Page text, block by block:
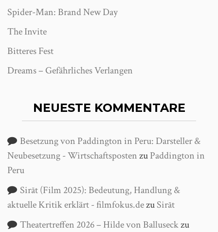
Spider-Man: Brand New Day
The Invite
Bitteres Fest
Dreams – Gefährliches Verlangen
NEUESTE KOMMENTARE
Besetzung von Paddington in Peru: Darsteller &
Neubesetzung - WirtschaftspostenzuPaddington in
Peru
Sirāt (Film 2025): Bedeutung, Handlung &
aktuelle Kritik erklärt - filmfokus.dezuSirāt
Theatertreffen 2026 – Hilde von Balluseckzu